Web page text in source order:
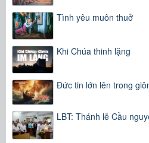
Tình yêu muôn thuở
Khi Chúa thinh lặng
Đức tin lớn lên trong
LBT: Thánh lễ Cầu